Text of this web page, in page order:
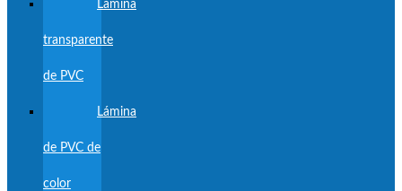
Lámina
transparente
de PVC
Lámina
de PVC de
color